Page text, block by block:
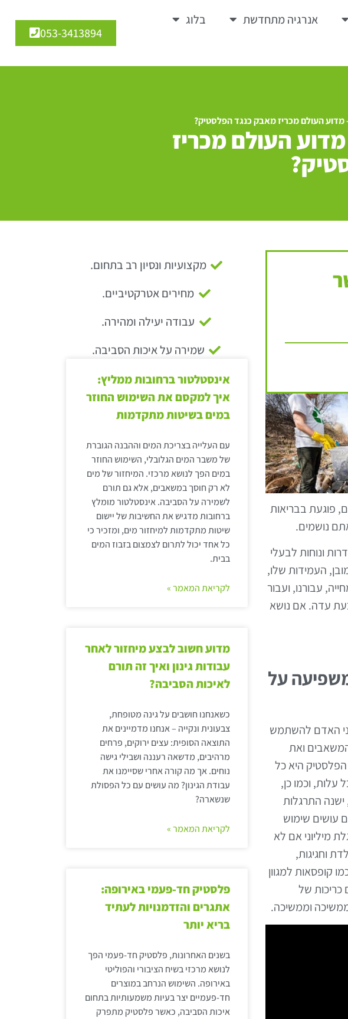
אנרגיה מתחדשת
בלוג
053-3413894
העולם מכריז מאבק כנגד הפלסטיק?
העולם מכריז
פוגעת בבריאות
נושמים.
ונוחות לבעלי
העמידות שלו,
עבורנו, ועבור
עדה. אם נושא
על
האדם להשתמש
ואת
היא כל
וכמו כן,
ישנה התרגלות
עושים שימוש
מיליוני אם לא
וחגיגות,
קופסאות למגוון
כריכות של
וממשיכה.
מקצועיות ונסיון רב בתחום.
מחירים אטרקטיביים.
עבודה יעילה ומהירה.
שמירה על איכות הסביבה.
אינסטלטור ברחובות ממליץ:
איך למקסם את השימוש החוזר
במים בשיטות מתקדמות
עם העלייה בצריכת המים וההבנה הגוברת
של משבר המים הגלובלי, השימוש החוזר
במים הפך לנושא מרכזי. המיחזור של מים
לא רק חוסך במשאבים, אלא גם תורם
לשמירה על הסביבה. אינסטלטור מומלץ
ברחובות מדגיש את החשיבות של יישום
שיטות מתקדמות למיחזור מים, ומזכיר כי
כל אחד יכול לתרום לצמצום בזבוז המים
בבית.
לקריאת המאמר »
מדוע חשוב לבצע מיחזור לאחר
עבודות גינון ואיך זה תורם
לאיכות הסביבה?
כשאנחנו חושבים על גינה מטופחת,
צבעונית ונקייה – אנחנו מדמיינים את
התוצאה הסופית: עצים ירוקים, פרחים
מרהיבים, מדשאה רעננה ושבילי גישה
נוחים. אך מה קורה אחרי שסיימנו את
עבודת הגינון? מה עושים עם כל הפסולת
שנשארה?
לקריאת המאמר »
פלסטיק חד-פעמי באירופה:
אתגרים והזדמנויות לעתיד
בריא יותר
בשנים האחרונות, פלסטיק חד-פעמי הפך
לנושא מרכזי בשיח הציבורי והפוליטי
באירופה. השימוש הנרחב במוצרים
חד-פעמיים יצר בעיות משמעותיות בתחום
איכות הסביבה, כאשר פלסטיק מתפרק